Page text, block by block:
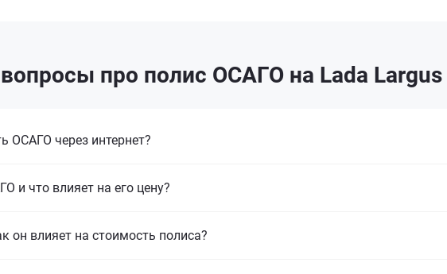
про полис ОСАГО на Lada Largus
через интернет?
и что влияет на его цену?
он влияет на стоимость полиса?